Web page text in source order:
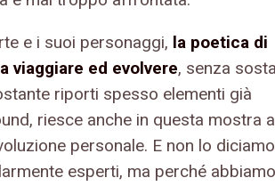
e i suoi personaggi, la poetica di
viaggiare ed evolvere, senza
riporti spesso elementi già
riesce anche in questa mostra a
personale. E non lo diciamo
esperti, ma perché abbiamo